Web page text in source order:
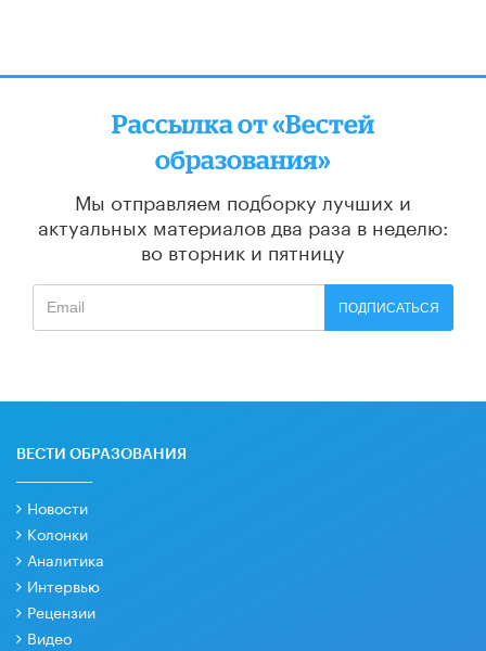
Рассылка от «Вестей
образования»
Мы отправляем подборку лучших и
актуальных материалов два раза в неделю:
во вторник и пятницу
ПОДПИСАТЬСЯ
ВЕСТИ ОБРАЗОВАНИЯ
Новости
Колонки
Аналитика
Интервью
Рецензии
Видео